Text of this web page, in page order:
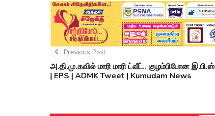
Previous Post
அ.தி.மு.கவில் மாரி மாரி ட்வீட்.. குழம்பிபோன இ.பி.ஸ்
| EPS | ADMK Tweet | Kumudam News